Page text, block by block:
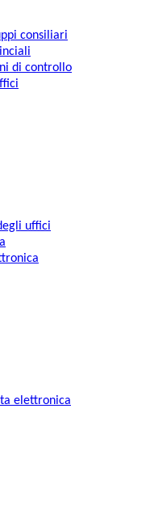
consiliari
di controllo
uffici
elettronica